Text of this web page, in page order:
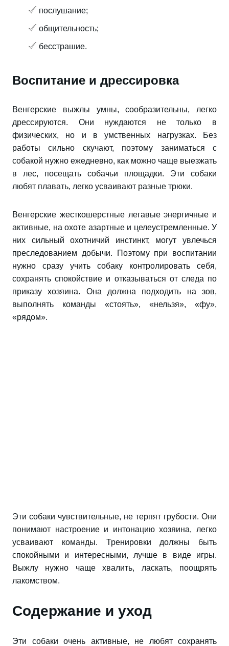
послушание;
общительность;
бесстрашие.
Воспитание и дрессировка
Венгерские выжлы умны, сообразительны, легко
дрессируются. Они нуждаются не только в
физических, но и в умственных нагрузках. Без
работы сильно скучают, поэтому заниматься с
собакой нужно ежедневно, как можно чаще выезжать
в лес, посещать собачьи площадки. Эти собаки
любят плавать, легко усваивают разные трюки.
Венгерские жесткошерстные легавые энергичные и
активные, на охоте азартные и целеустремленные. У
них сильный охотничий инстинкт, могут увлечься
преследованием добычи. Поэтому при воспитании
нужно сразу учить собаку контролировать себя,
сохранять спокойствие и отказываться от следа по
приказу хозяина. Она должна подходить на зов,
выполнять команды «стоять», «нельзя», «фу»,
«рядом».
Эти собаки чувствительные, не терпят грубости. Они
понимают настроение и интонацию хозяина, легко
усваивают команды. Тренировки должны быть
спокойными и интересными, лучше в виде игры.
Выжлу нужно чаще хвалить, ласкать, поощрять
лакомством.
Содержание и уход
Эти собаки очень активные, не любят сохранять